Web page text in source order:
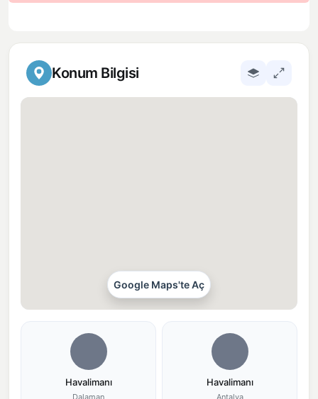
Konum Bilgisi
Google Maps'te Aç
Havalimanı
Dalaman
Havalimanı
Antalya